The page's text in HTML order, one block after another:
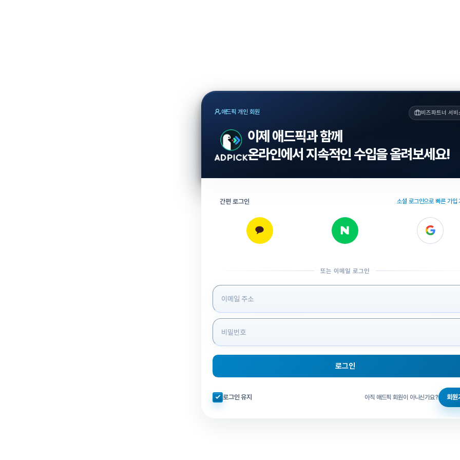
애드픽 개인 회원 비즈파트너 서비
이제 애드픽과 함께
온라인에서 지속적인 수입을 올려보세요!
간편 로그인 소셜 로그인으로 빠른 가입
또는 이메일 로그인
로그인 정보 입력
로그인
자동로그인 체크
로그인 유지 아직 애드픽 회원이 아니신가요? 회원